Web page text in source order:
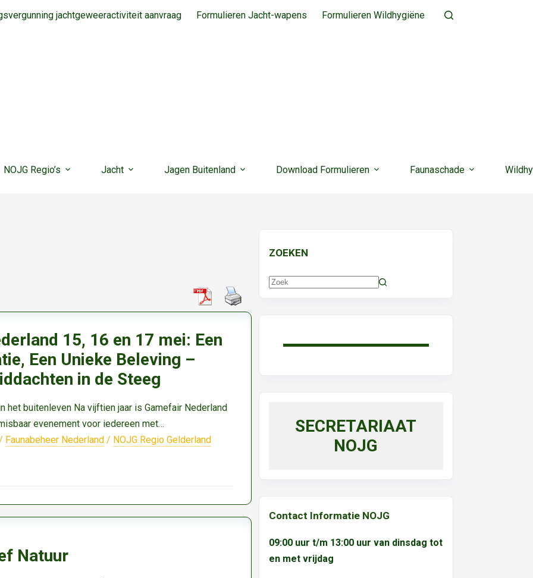
jachtgeweeractiviteit aanvraag Formulieren Jacht-wapens Formulieren Wildhygiëne
NOJG Regio’s Jacht Jagen Buitenland Download Formulieren Faunaschade
15, 16 en 17 mei: Een
Een Unieke Beleving –
in de Steeg
het buitenleven Na vijftien jaar is Gamefair Nederland
evenement voor iedereen met…
Faunabeheer Nederland / NOJG Regio Gelderland
Natuur
ZOEKEN
Geen
SECRETARIAAT
NOJG
Contact Informatie NOJG
09:00 uur t/m 13:00 uur van dinsdag tot
en met vrijdag